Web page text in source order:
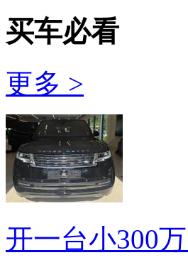
买车必看
更多 >
开一台小300